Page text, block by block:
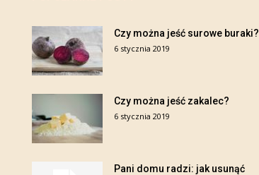
Czy można jeść surowe buraki?
6 stycznia 2019
Czy można jeść zakalec?
6 stycznia 2019
Pani domu radzi: jak usunąć